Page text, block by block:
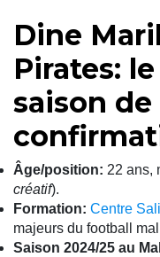
Dine
Pirates:
saison de
Âge/position: 22 ans,
créatif).
Formation: Centre
majeurs du football
Saison 2024/25 au